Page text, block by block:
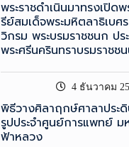
พระราชดำเนินมาทรงเปิดพ
รีย์สมเด็จพระมหิตลาธิเบศ
วิกรม พระบรมราชชนก ปร
พระศรีนครินทราบรมราชช
4 ธันวาคม
พิธีวางศิลาฤกษ์ศาลาประ
รูปประจำศูนย์การแพทย์
ฟ้าหลวง